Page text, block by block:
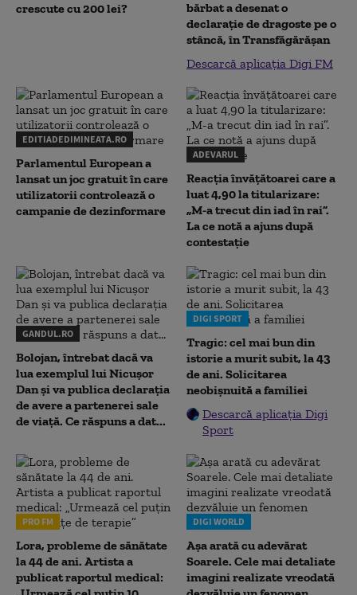
crescute cu 200 lei?
bărbat a desenat o
declaraţie de dragoste pe o
stâncă, în Transfăgărăşan
Descarcă aplicația Digi FM
EDITIADEDIMINEATA.RO
Parlamentul European a
lansat un joc gratuit în care
utilizatorii controlează o
campanie de dezinformare
ADEVARUL
Reacția învățătoarei care a
luat 4,90 la titularizare:
„M-a trecut din iad în rai”.
La ce notă a ajuns după
contestație
GANDUL.RO
Bolojan, întrebat dacă va
lua exemplul lui Nicușor
Dan și va publica declarația
de avere a partenerei sale
de viață. Ce răspuns a dat...
DIGI SPORT
Tragic: cel mai bun din
istorie a murit subit, la 43
de ani. Solicitarea
neobișnuită a familiei
Descarcă aplicația Digi
Sport
PRO FM
Lora, probleme de sănătate
la 44 de ani. Artista a
publicat raportul medical:
DIGI WORLD
Așa arată cu adevărat
Soarele. Cele mai detaliate
imagini realizate vreodată